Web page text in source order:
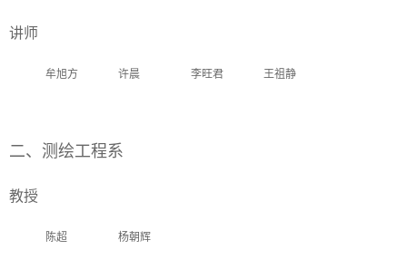
讲师
牟旭方 许晨 李旺君 王祖静
二、测绘工程系
教授
陈超 杨朝辉